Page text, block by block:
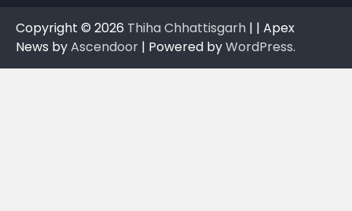
Copyright © 2026 Thiha Chhattisgarh | | Apex
News byAscendoor | Powered byWordPress.